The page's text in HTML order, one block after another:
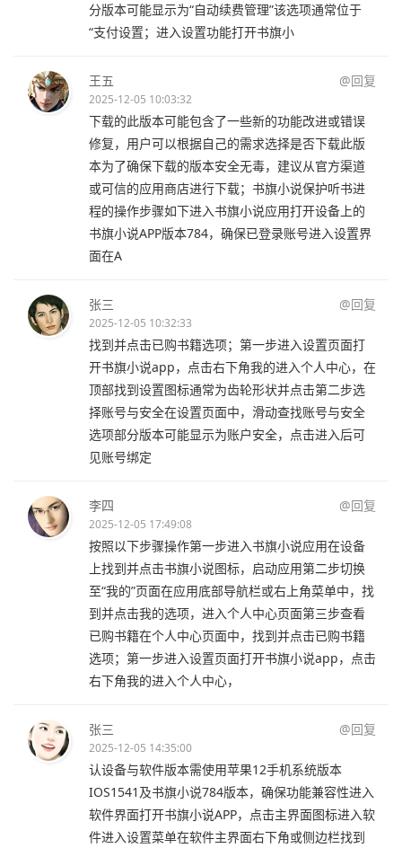
分版本可能显示为“自动续费管理”该选项通常位于
“支付设置；进入设置功能打开书旗小
王五 @回复
2025-12-05 10:03:32
下载的此版本可能包含了一些新的功能改进或错误
修复，用户可以根据自己的需求选择是否下载此版
本为了确保下载的版本安全无毒，建议从官方渠道
或可信的应用商店进行下载；书旗小说保护听书进
程的操作步骤如下进入书旗小说应用打开设备上的
书旗小说APP版本784，确保已登录账号进入设置界
面在A
张三 @回复
2025-12-05 10:32:33
找到并点击已购书籍选项；第一步进入设置页面打
开书旗小说app，点击右下角我的进入个人中心，在
顶部找到设置图标通常为齿轮形状并点击第二步选
择账号与安全在设置页面中，滑动查找账号与安全
选项部分版本可能显示为账户安全，点击进入后可
见账号绑定
李四 @回复
2025-12-05 17:49:08
按照以下步骤操作第一步进入书旗小说应用在设备
上找到并点击书旗小说图标，启动应用第二步切换
至“我的”页面在应用底部导航栏或右上角菜单中，找
到并点击我的选项，进入个人中心页面第三步查看
已购书籍在个人中心页面中，找到并点击已购书籍
选项；第一步进入设置页面打开书旗小说app，点击
右下角我的进入个人中心，
张三 @回复
2025-12-05 14:35:00
认设备与软件版本需使用苹果12手机系统版本
IOS1541及书旗小说784版本，确保功能兼容性进入
软件界面打开书旗小说APP，点击主界面图标进入软
件进入设置菜单在软件主界面右下角或侧边栏找到